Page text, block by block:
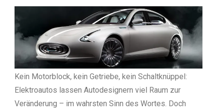
Kein Motorblock, kein Getriebe, kein Schaltknüppel:
Elektroautos lassen Autodesignern viel Raum zur
Veränderung – im wahrsten Sinn des Wortes. Doch